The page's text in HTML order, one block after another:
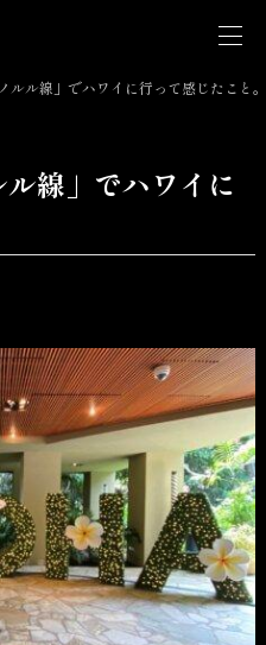
ルル線」でハワイに行って感じたこと。
線」でハワイに